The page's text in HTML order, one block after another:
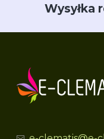
Wysyłka